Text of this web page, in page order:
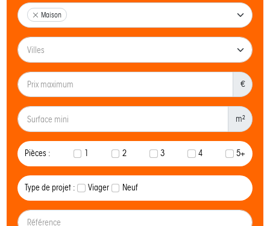
Maison
€
m²
Pièces : 1 2 3 4 5+
Type de projet : Viager Neuf